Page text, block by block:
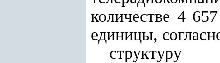
количестве 4 657
единицы,
структуру